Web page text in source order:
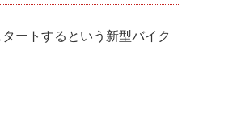
ートするという新型バイク